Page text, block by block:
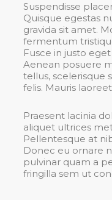
Suspendisse
Quisque egestas
gravida sit amet.
fermentum
Fusce in justo
Aenean posuere
tellus, scelerisque
felis. Mauris
Praesent lacinia
aliquet ultrices
Pellentesque at
Donec eu ornare
pulvinar quam a
fringilla sem ut